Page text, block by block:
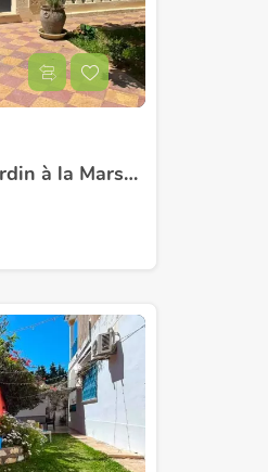
A louer une villa avec jardin à la Marsa Saada